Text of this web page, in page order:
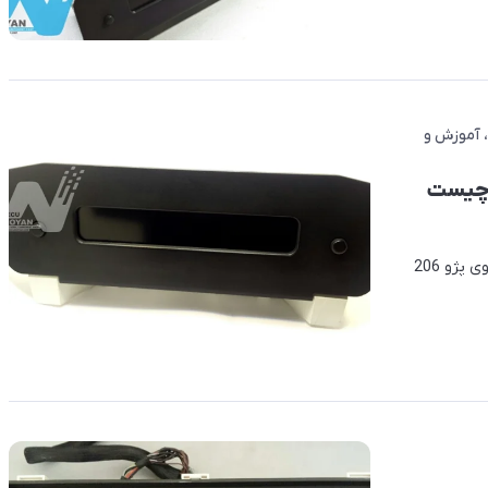
آموزش و
شدن ساعت (نمایشگر) پژو 206 چیست
در این بخش با علت خرابی و از کار افتادن نمایشگر (ساعت) خودروی پژو 206